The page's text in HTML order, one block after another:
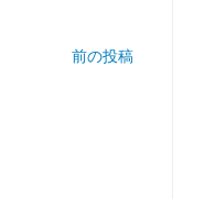
前の投稿